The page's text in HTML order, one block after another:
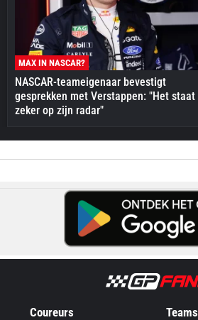
MAX IN NASCAR?
NASCAR-teameigenaar bevestigt
gesprekken met Verstappen: "Het staat
zeker op zijn radar"
Coureurs Teams